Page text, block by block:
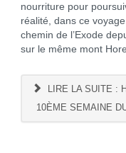
nourriture pour
réalité, dans ce
chemin de l’Exode
sur le même mont
LIRE LA SUITE :
10ÈME SEMAINE